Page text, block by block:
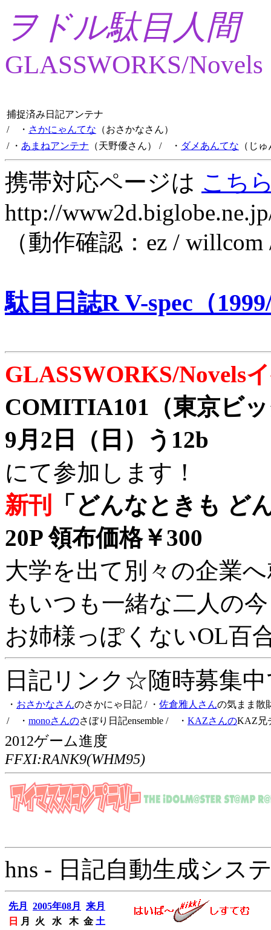
ヲドル駄目人間
GLASSWORKS/Novels
捕捉済み日記アンテナ
/ ・ さかにゃんてな （おさかなさん）
/ ・ あまねアンテナ （天野優さん） / ・ ダメあんてな （じ
携帯対応ページは こち
http://
（動作確認：ez /
駄目日誌R V-spec（
GLASSWORKS/Novels
COMITIA101（東京ビ
9月2日（日）う12b
にて参加します！
新刊
「どんなときも ど
20P 領布価格￥300
大学を出て別々の企業
もいつも一緒な二人の
お姉様っぽくないOL百
日記リンク☆随時募集
・ おさかなさんのさかにゃ日記 / ・ 佐倉雅人さんの気まま散
/ ・ monoさんのさぼり日記ensemble / ・ KAZさんのKAZ兄
2012ゲーム進度
FFXI:RANK9(WHM95)
hns - 日記自動生成シス
先月 2005年08月
来月
日
月 火 水 木 金 土